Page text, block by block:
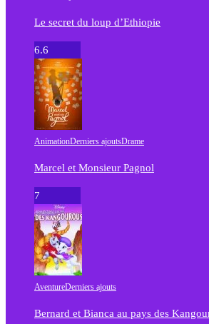
Le secret du loup d’Ethiopie
6.6
AnimationDerniers ajoutsDrame
Marcel et Monsieur Pagnol
7
AventureDerniers ajouts
Bernard et Bianca au pays des